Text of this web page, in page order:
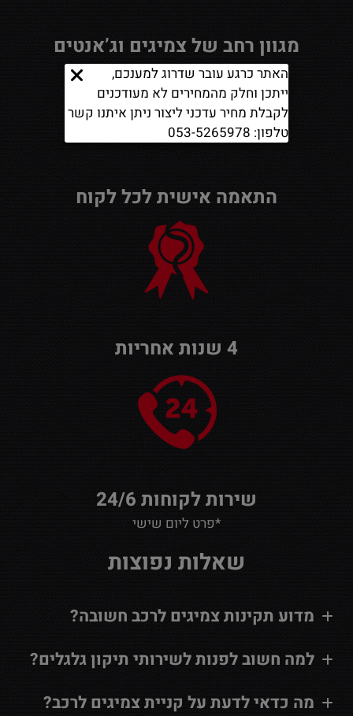
מגוון רחב של צמיגים וג’אנטים
התאמה אישית לכל לקוח
4 שנות אחריות
שירות לקוחות 24/6
*פרט ליום שישי
שאלות נפוצות
מדוע תקינות צמיגים לרכב חשובה?
למה חשוב לפנות לשירותי תיקון גלגלים?
מה כדאי לדעת על קניית צמיגים לרכב?
האתר כרגע עובר שדרוג למענכם,
ייתכן וחלק מהמחירים לא מעודכנים
לקבלת מחיר עדכני ליצור ניתן איתנו קשר
טלפון: 053-5265978